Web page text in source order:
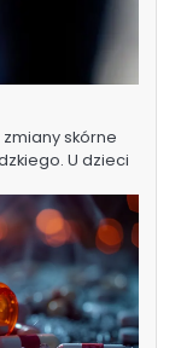
skórne
U dzieci